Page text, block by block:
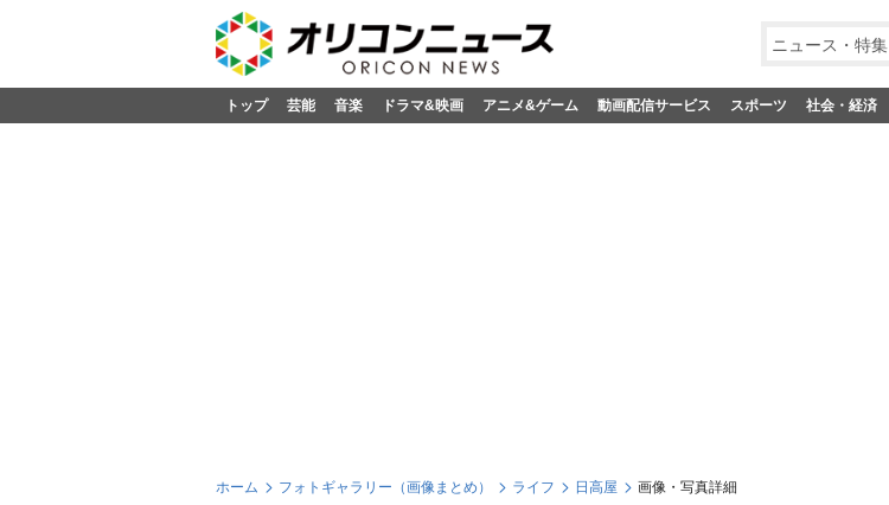
ニュース・特集
トップ 芸能 音楽 ドラマ&映画 アニメ&ゲーム 動画配信サービス スポーツ 社会・経済
ホーム フォトギャラリー（画像まとめ） ライフ 日高屋 画像・写真詳細